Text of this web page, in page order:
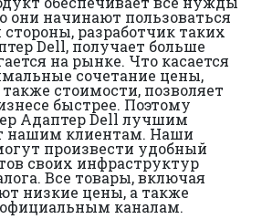
они начинают пользоваться
стороны, разработчик таких
Dell, получает больше
на рынке. Что касается
сочетание цены,
стоимости, позволяет
быстрее. Поэтому
Адаптер Dell лучшим
нашим клиентам. Наши
произвести удобный
своих инфраструктур
Все товары, включая
низкие цены, а также
каналам.